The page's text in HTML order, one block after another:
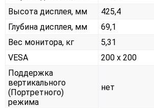
Высота дисплея, мм
425,4
Глубина дисплея, мм
69,1
Вес монитора, кг
5,31
VESA
200 x 200
Поддержка
вертикального
(Портретного)
режима
нет